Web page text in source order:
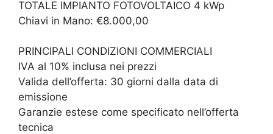
TOTALE IMPIANTO FOTOVOLTAICO 4 kWp
Chiavi in Mano: €8.000,00
PRINCIPALI CONDIZIONI COMMERCIALI
IVA al 10% inclusa nei prezzi
Valida dell’offerta: 30 giorni dalla data di
emissione
Garanzie estese come specificato nell’offerta
tecnica